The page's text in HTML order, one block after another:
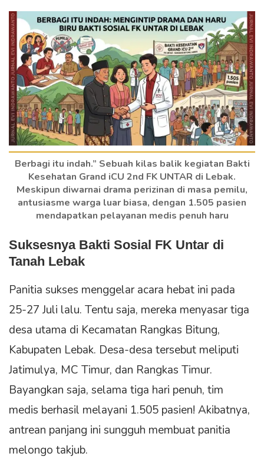
Berbagi itu indah.” Sebuah kilas balik kegiatan Bakti
Kesehatan Grand iCU 2nd FK UNTAR di Lebak.
Meskipun diwarnai drama perizinan di masa pemilu,
antusiasme warga luar biasa, dengan 1.505 pasien
mendapatkan pelayanan medis penuh haru
Suksesnya Bakti Sosial FK Untar di
Tanah Lebak
Panitia sukses menggelar acara hebat ini pada
25-27 Juli lalu. Tentu saja, mereka menyasar tiga
desa utama di Kecamatan Rangkas Bitung,
Kabupaten Lebak. Desa-desa tersebut meliputi
Jatimulya, MC Timur, dan Rangkas Timur.
Bayangkan saja, selama tiga hari penuh, tim
medis berhasil melayani 1.505 pasien! Akibatnya,
antrean panjang ini sungguh membuat panitia
melongo takjub.